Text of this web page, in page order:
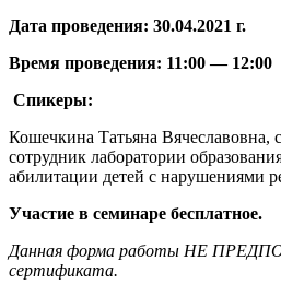
Дата проведения: 30.04.2021 г.
Время проведения: 11:00 — 12:00
Спикеры:
Кошечкина Татьяна Вячеславовна,
сотрудник лаборатории
абилитации детей с нарушениями
Участие в семинаре бесплатное.
Данная форма работы НЕ
сертификата.